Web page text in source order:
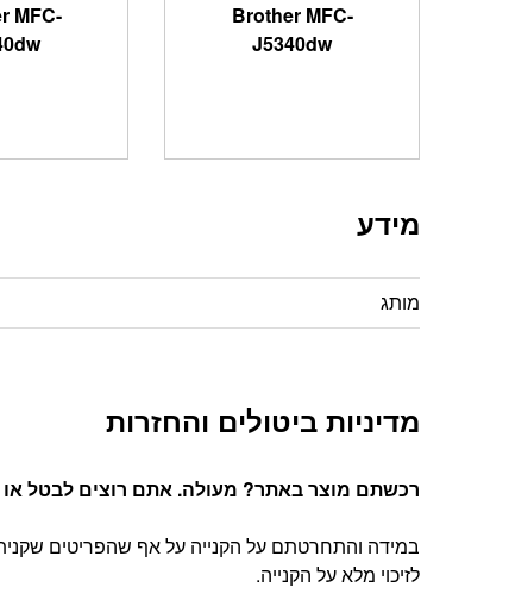
Brother MFC-
J5340dw
MFC-
מידע
מותג
מדיניות ביטולים והחזרות
רכשתם מוצר באתר? מעולה. אתם רוצים לבטל או
במידה והתחרטתם על הקנייה על אף שהפריטים
לזיכוי מלא על הקנייה.